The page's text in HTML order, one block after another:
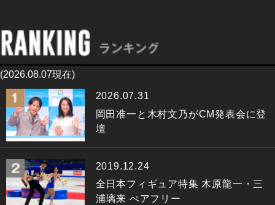
(2026.08.07現在)
2026.07.31
岡田准一と木村文乃がCM発表会に登
壇
2019.12.24
全日本フィギュア特集 木原龍一・三
浦璃来 ぺアフリー